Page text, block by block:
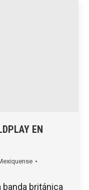
EN
banda británica